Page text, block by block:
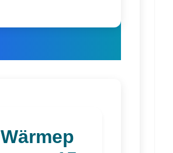
Wärmep